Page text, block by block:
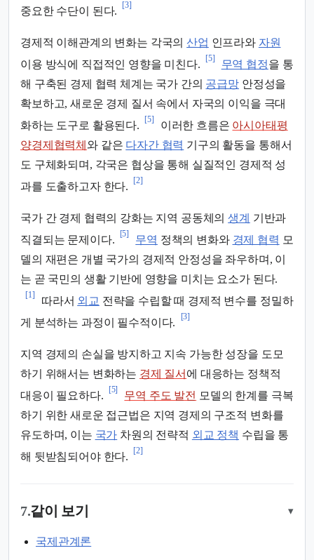
중요한 수단이 된다.
[3]
경제적 이해관계의 변화는 각국의산업 인프라와 자원
이용 방식에 직접적인 영향을 미친다.
[5]
무역 협정을 통
해 구축된 경제 협력 체계는 국가 간의 공급망 안정성을
확보하고, 새로운 경제 질서 속에서 자국의 이익을 극대
화하는 도구로 활용된다.
[5]
이러한 흐름은 아시아태평
양경제협력체 와 같은 다자간 협력 기구의 활동을 통해서
도 구체화되며, 각국은 협상을 통해 실질적인 경제적 성
과를 도출하고자 한다.
[2]
국가 간 경제 협력의 강화는 지역 공동체의생계 기반과
직결되는 문제이다.
[5]
무역 정책의 변화와 경제 협력 모
델의 재편은 개별 국가의 경제적 안정성을 좌우하며, 이
는 곧 국민의 생활 기반에 영향을 미치는 요소가 된다.
[1]
따라서 외교 전략을 수립할 때 경제적 변수를 정밀하
게 분석하는 과정이 필수적이다.
[3]
지역 경제의 손실을 방지하고 지속 가능한 성장을 도모
하기 위해서는 변화하는 경제 질서 에 대응하는 정책적
대응이 필요하다.
[5]
무역 주도 발전 모델의 한계를 극복
하기 위한 새로운 접근법은 지역 경제의 구조적 변화를
유도하며, 이는 국가 차원의 전략적 외교 정책 수립을 통
해 뒷받침되어야 한다.
[2]
7.같이 보기 ▾
국제관계론